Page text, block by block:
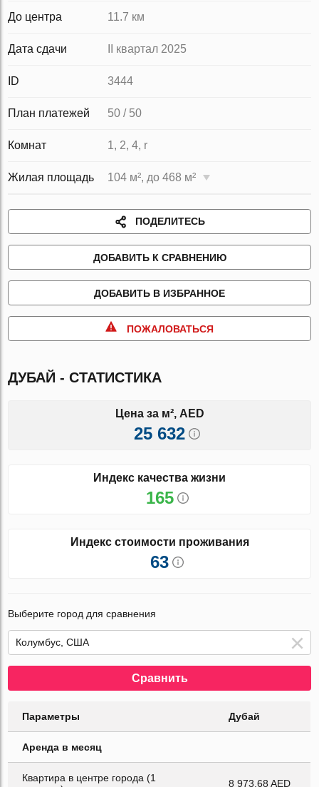
До центра 11.7 км
Дата сдачи II квартал 2025
ID 3444
План платежей 50 / 50
Комнат 1, 2, 4, r
Жилая площадь 104 м², до 468 м²
ПОДЕЛИТЕСЬ
ДОБАВИТЬ К СРАВНЕНИЮ
ДОБАВИТЬ В ИЗБРАННОЕ
ПОЖАЛОВАТЬСЯ
ДУБАЙ - СТАТИСТИКА
Цена за м², AED
25 632
Индекс качества жизни
165
Индекс стоимости проживания
63
Выберите город для сравнения
Сравнить
Параметры Дубай
Аренда в месяц
Квартира в центре города (1
8 973.68 AED